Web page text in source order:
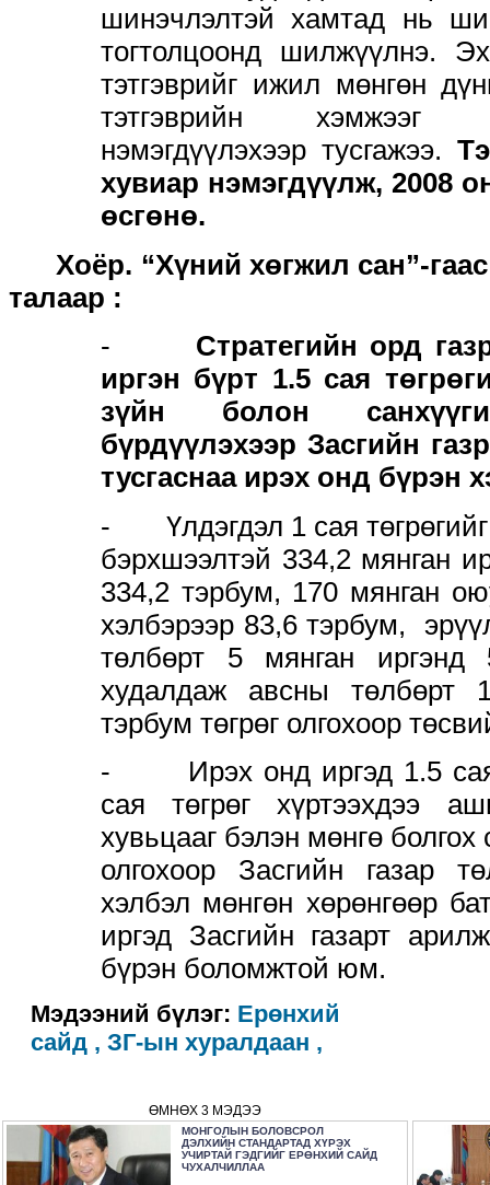
шинэчлэлтэй хамтад нь
тогтолцоонд шилжүүлнэ.
тэтгэврийг ижил мөнгөн
тэтгэврийн хэмжээг
нэмэгдүүлэхээр тусгажээ.
хувиар нэмэгдүүлж, 2008
өсгөнө.
Хоёр. “Хүний хөгжил сан”-гаас
талаар :
- Стратегийн орд
иргэн бүрт 1.5 сая
зүйн болон
бүрдүүлэхээр Засгийн
тусгаснаа ирэх онд бүрэн
- Үлдэгдэл 1 сая
бэрхшээлтэй 334,2 мянган
334,2 тэрбум, 170 мянган
хэлбэрээр 83,6 тэрбум,
төлбөрт 5 мянган
худалдаж авсны төлбөрт
тэрбум төгрөг олгохоор
- Ирэх онд иргэд 1.5 сая
сая төгрөг хүртээхдээ
хувьцааг бэлэн мөнгө болгох
олгохоор Засгийн газар
хэлбэл мөнгөн хөрөнгөөр
иргэд Засгийн газарт
бүрэн боломжтой юм.
Мэдээний бүлэг: Ерөнхий
сайд , ЗГ-ын хуралдаан ,
ӨМНӨХ 3 МЭДЭЭ
МОНГОЛЫН БОЛОВСРОЛ
ДЭЛХИЙН СТАНДАРТАД ХҮРЭХ
УЧИРТАЙ ГЭДГИЙГ ЕРӨНХИЙ САЙД
ЧУХАЛЧИЛЛАА